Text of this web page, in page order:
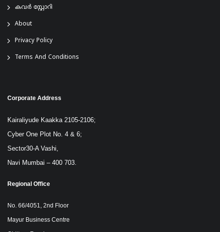
കവർ സ്റ്റോറി
About
Privacy Policy
Terms And Conditions
Corporate Address
Kairaliyude Kaakka 2105-2106;
Cyber One Plot No. 4 & 6;
Sector30-A Vashi,
Navi Mumbai – 400 703.
Regional Office
No. 66/4051, 2nd Floor
Mayur Business Centre